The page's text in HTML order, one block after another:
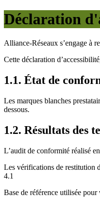
Déclaration
Alliance-Réseaux s’engage à
Cette déclaration
1.1. État de
Les marques blanches
dessous.
1.2. Résultats des
L’audit de conformité réalisé
Les vérifications de restitution
4.1
Base de référence utilisée